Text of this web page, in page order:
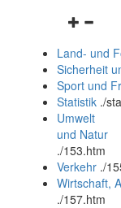
und
schließen
Land- und
Sicherheit
Sport und
Statistik ./
Umwelt
und Natur
./153.htm
Verkehr ./
Wirtschaft,
./157.htm